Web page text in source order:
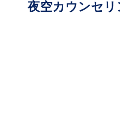
夜空カウンセ